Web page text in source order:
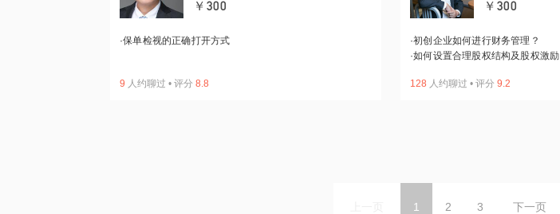
￥300
·保单检视的正确打开方式
9 人约聊过 • 评分 8.8
￥300
·初创企业如何进行财务管理？
·如何设置合理股权结构及股权激励
128 人约聊过 • 评分 9.2
1 2 3 下一页